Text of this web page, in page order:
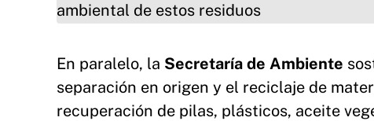
En paralelo, la Secretaría de Ambiente
separación en origen y el reciclaje de
recuperación de pilas, plásticos, aceite